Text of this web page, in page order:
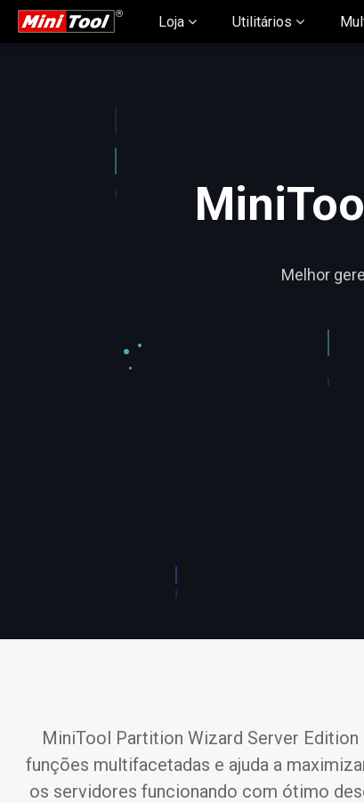
Loja Utilitários
Melhor
MiniTool Partition Wizard Server
funções multifacetadas e ajuda a
os servidores funcionando com ótimo